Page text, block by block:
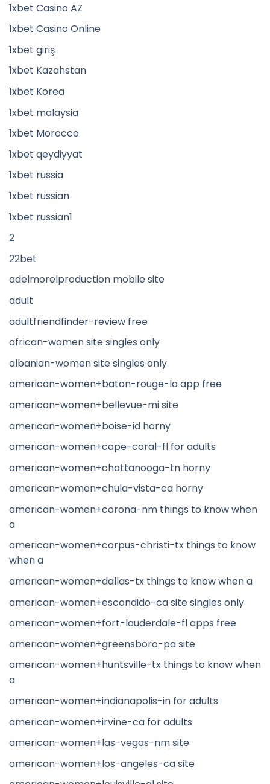
1xbet Casino AZ
1xbet Casino Online
1xbet giriş
1xbet Kazahstan
1xbet Korea
1xbet malaysia
1xbet Morocco
1xbet qeydiyyat
1xbet russia
1xbet russian
1xbet russian1
2
22bet
adelmorelproduction mobile site
adult
adultfriendfinder-review free
african-women site singles only
albanian-women site singles only
american-women+baton-rouge-la app free
american-women+bellevue-mi site
american-women+boise-id horny
american-women+cape-coral-fl for adults
american-women+chattanooga-tn horny
american-women+chula-vista-ca horny
american-women+corona-nm things to know when
a
american-women+corpus-christi-tx things to know
when a
american-women+dallas-tx things to know when a
american-women+escondido-ca site singles only
american-women+fort-lauderdale-fl apps free
american-women+greensboro-pa site
american-women+huntsville-tx things to know when
a
american-women+indianapolis-in for adults
american-women+irvine-ca for adults
american-women+las-vegas-nm site
american-women+los-angeles-ca site